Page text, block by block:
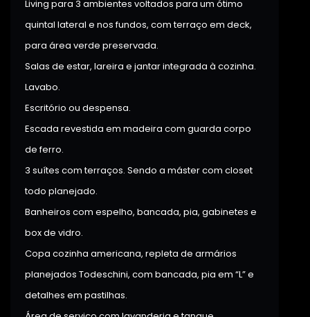
Living para 3 ambientes voltados para um ótimo
quintal lateral e nos fundos, com terraço em deck,
para área verde preservada.
Salas de estar, lareira e jantar integrada à cozinha.
Lavabo.
Escritório ou despensa.
Escada revestida em madeira com guarda corpo
de ferro.
3 suítes com terraços. Sendo a máster com closet
todo planejado.
Banheiros com espelho, bancada, pia, gabinetes e
box de vidro.
Copa cozinha americana, repleta de armários
planejados Todeschini, com bancada, pia em “L” e
detalhes em pastilhas.